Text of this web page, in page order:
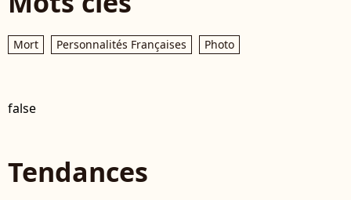
Mort Personnalités Françaises Photo
false
Tendances